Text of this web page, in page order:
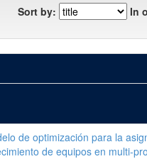
Sort by: In
de optimización para la
de equipos en multi-